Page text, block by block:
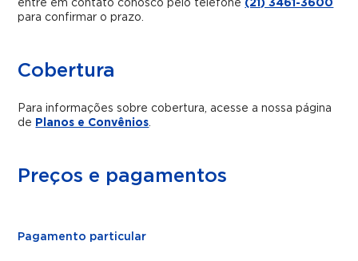
entre em contato conosco pelo telefone (21) 3461-3600
para confirmar o prazo.
Cobertura
Para informações sobre cobertura, acesse a nossa página
de Planos e Convênios.
Preços e pagamentos
Pagamento particular